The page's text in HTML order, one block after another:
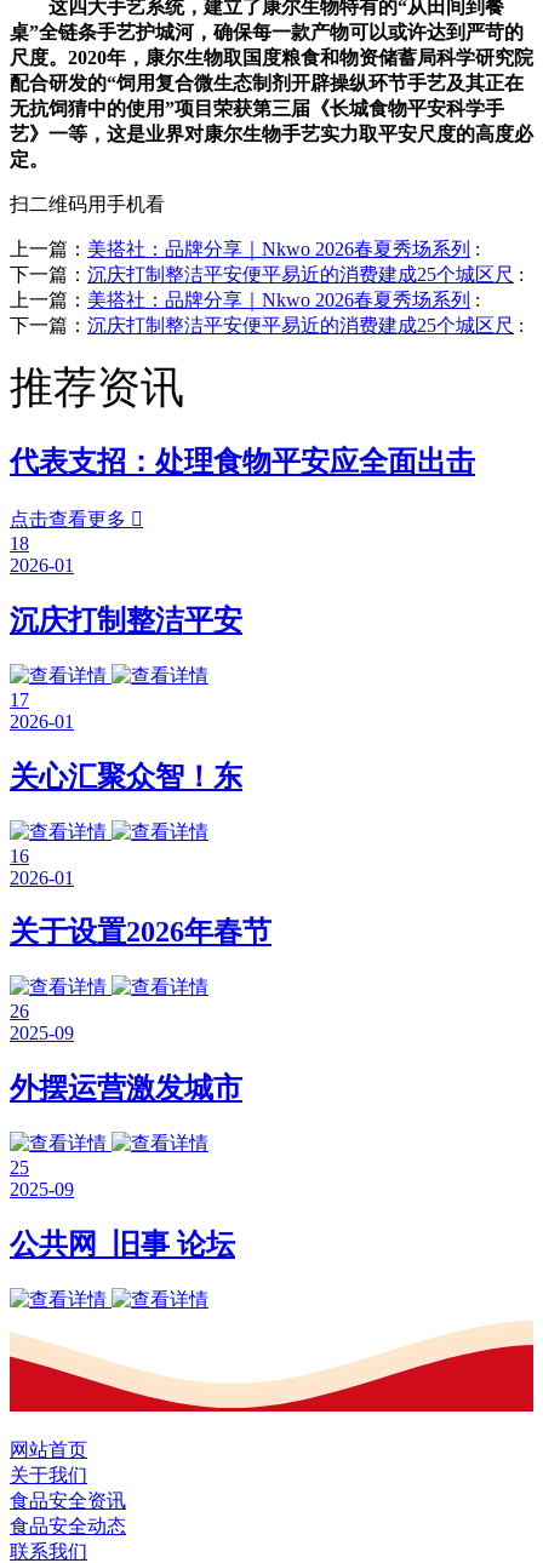
这四大手艺系统，建立了康尔生物特有的“从田间到餐
桌”全链条手艺护城河，确保每一款产物可以或许达到严苛的
尺度。2020年，康尔生物取国度粮食和物资储蓄局科学研究院
配合研发的“饲用复合微生态制剂开辟操纵环节手艺及其正在
无抗饲猜中的使用”项目荣获第三届《长城食物平安科学手
艺》一等，这是业界对康尔生物手艺实力取平安尺度的高度必
定。
扫二维码用手机看
上一篇： 美搭社：品牌分享｜Nkwo 2026春夏秀场系列 :
下一篇： 沉庆打制整洁平安便平易近的消费建成25个城区尺 :
上一篇： 美搭社：品牌分享｜Nkwo 2026春夏秀场系列 :
下一篇： 沉庆打制整洁平安便平易近的消费建成25个城区尺 :
推荐资讯
代表支招：处理食物平安应全面出击
点击查看更多 
18
2026-01
沉庆打制整洁平安
17
2026-01
关心汇聚众智！东
16
2026-01
关于设置2026年春节
26
2025-09
外摆运营激发城市
25
2025-09
公共网_旧事 论坛
网站首页
关于我们
食品安全资讯
食品安全动态
联系我们